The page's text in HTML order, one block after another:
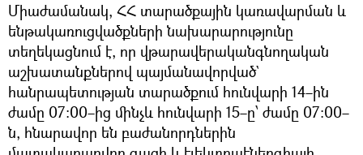
Միաժամանակ, ՀՀ տարածքային կառավարման և
ենթակառուցվածքների նախարարությունը
տեղեկացնում է, որ վթարավերականգնողական
աշխատանքներով պայմանավորված`
հանրապետության տարածքում հունվարի 14–ին
ժամը 07։00–ից մինչև հունվարի 15–ը՝ ժամը 07։00–
ն, հնարավոր են բաժանորդներին